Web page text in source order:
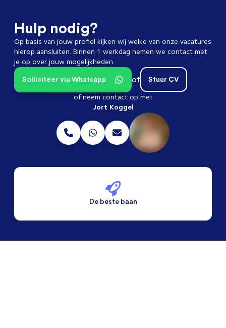
Hulp nodig?
Op basis van jouw profiel kijken wij welke van onze vacatures
hierop aansluiten. Binnen 1 werkdag nemen we contact met
je op over jouw mogelijkheden.
Stuur CV
of
Solliciteer via Whatsapp
of neem contact op met
Jort Koggel
De beste baan